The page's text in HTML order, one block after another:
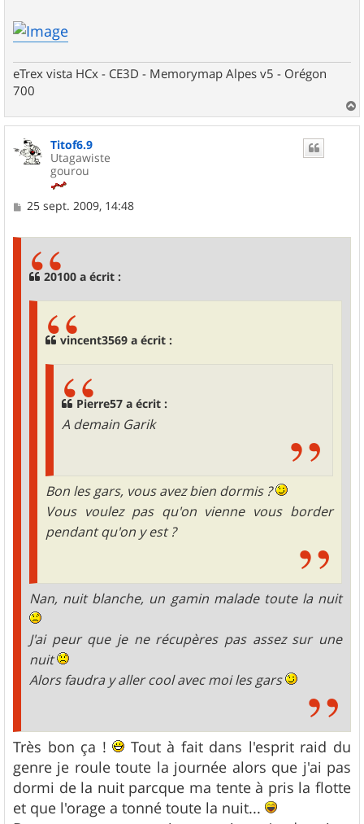
eTrex vista HCx - CE3D - Memorymap Alpes v5 - Orégon
700
a
Titof6.9
Utagawiste
gourou
M
25 sept. 2009, 14:48
20100 a écrit :
vincent3569 a écrit :
Pierre57 a écrit :
A demain Garik
Bon les gars, vous avez bien dormis ?
Vous voulez pas qu'on vienne vous border
pendant qu'on y est ?
Nan, nuit blanche, un gamin malade toute la nuit
J'ai peur que je ne récupères pas assez sur une
nuit
Alors faudra y aller cool avec moi les gars
Très bon ça !
Tout à fait dans l'esprit raid du
genre je roule toute la journée alors que j'ai pas
dormi de la nuit parcque ma tente à pris la flotte
et que l'orage a tonné toute la nuit...